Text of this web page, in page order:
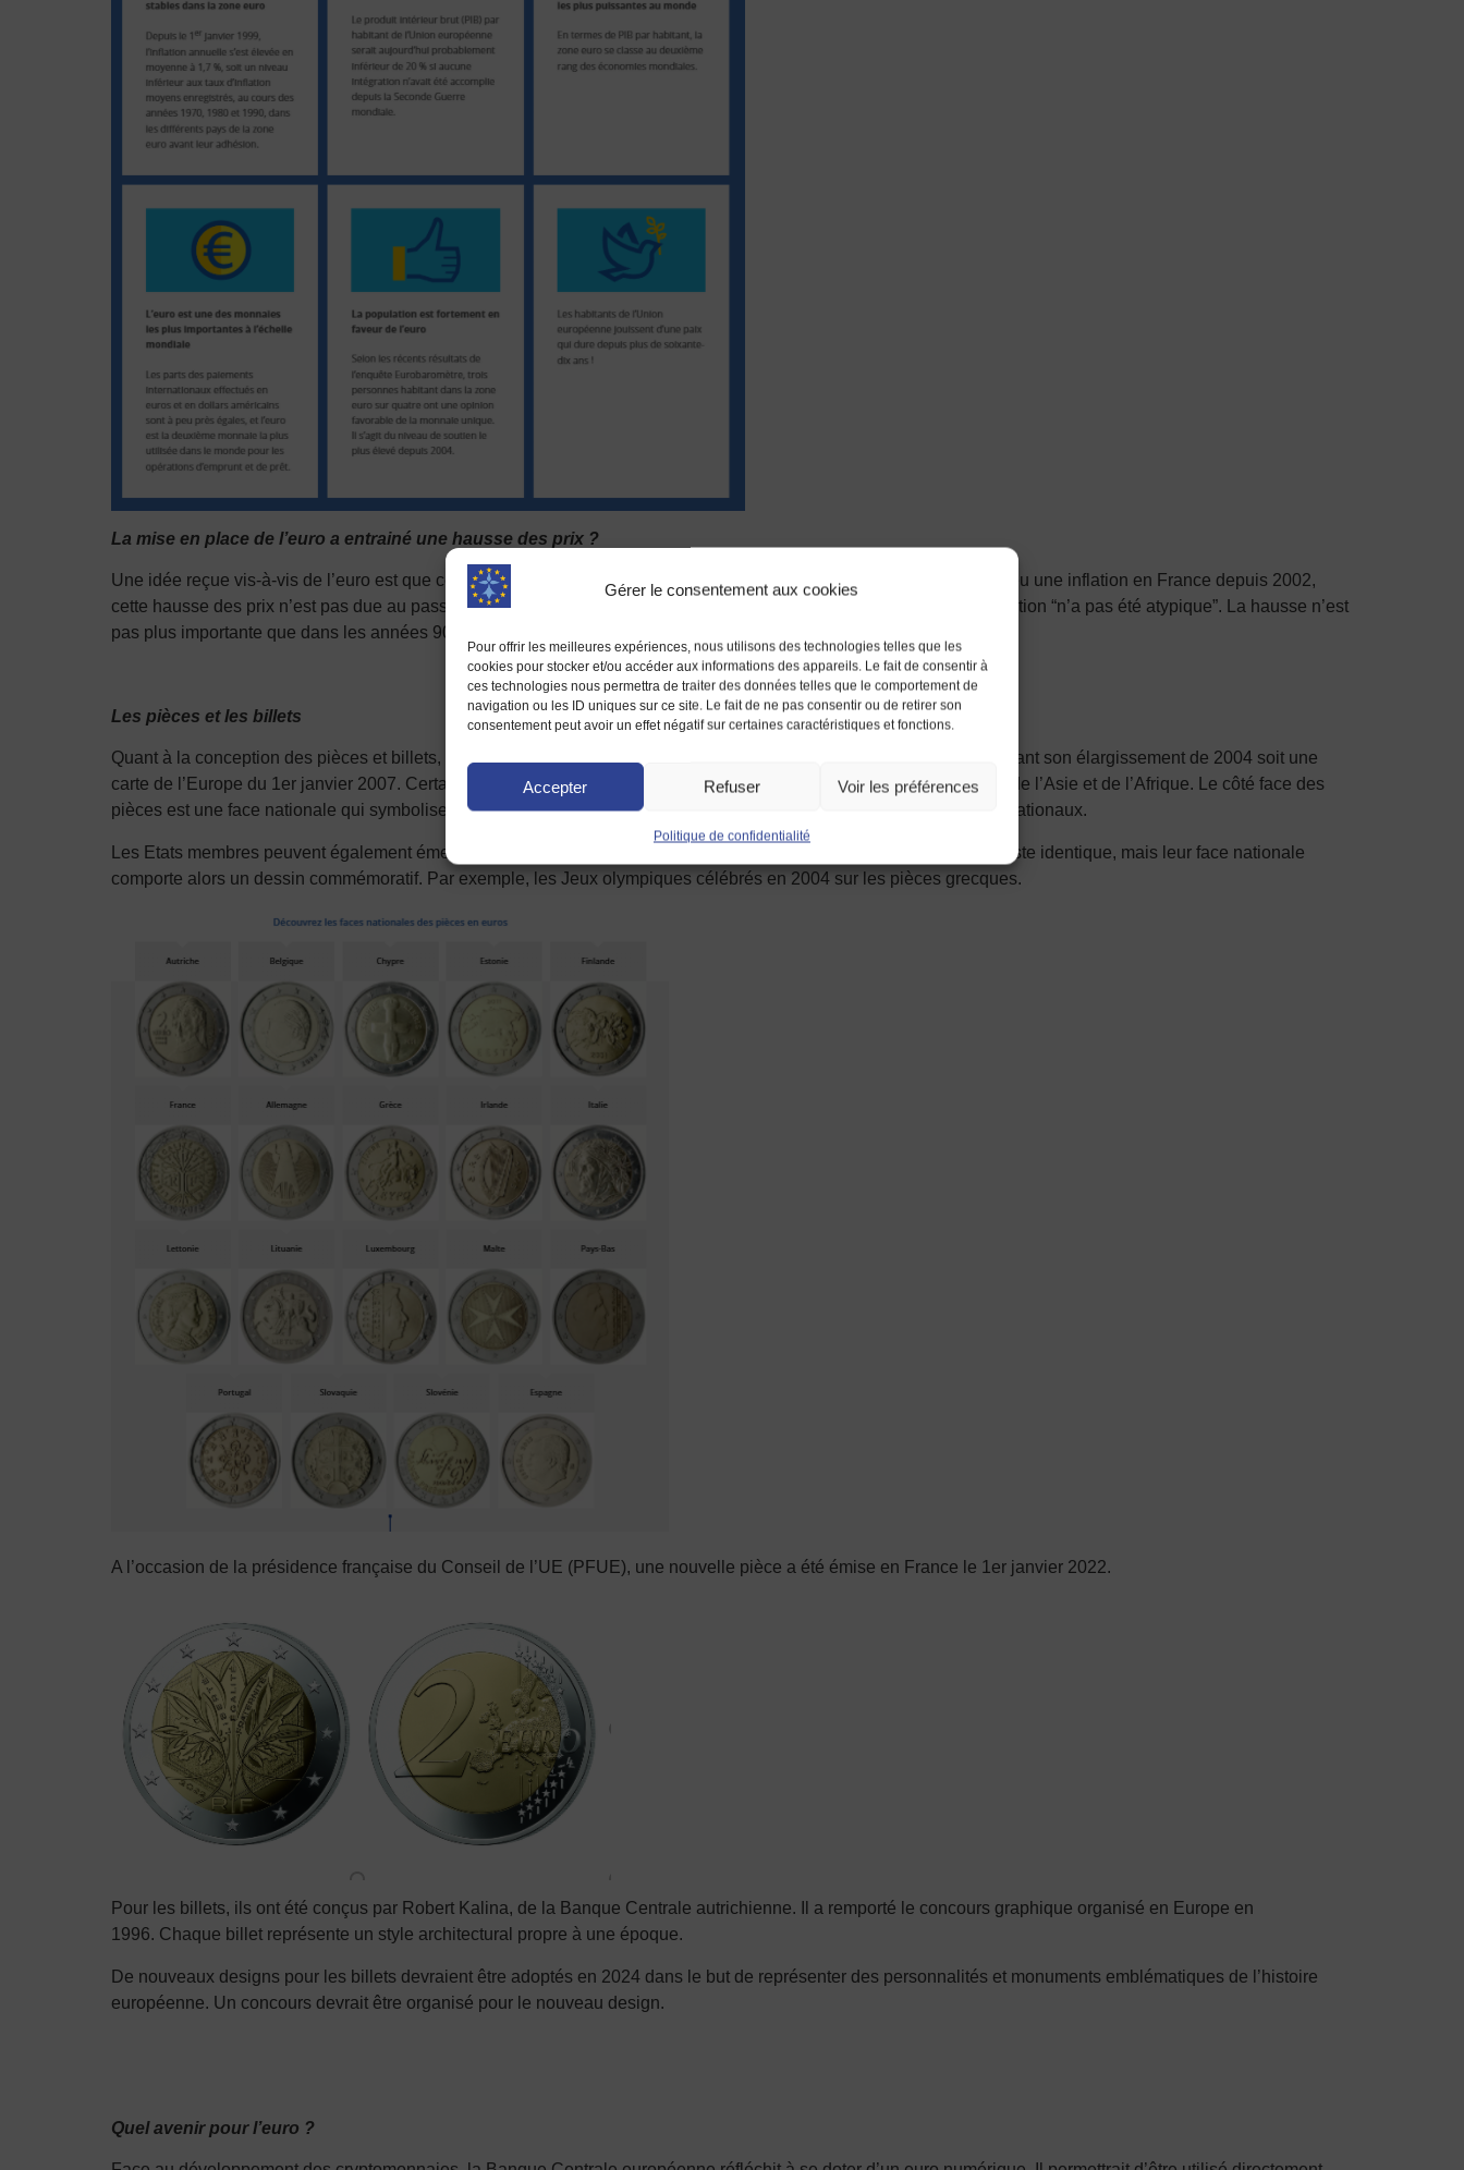
Gérer le consentement aux cookies
Pour offrir les meilleures expériences, nous utilisons des technologies telles que les
cookies pour stocker et/ou accéder aux informations des appareils. Le fait de consentir à
ces technologies nous permettra de traiter des données telles que le comportement de
navigation ou les ID uniques sur ce site. Le fait de ne pas consentir ou de retirer son
consentement peut avoir un effet négatif sur certaines caractéristiques et fonctions.
Accepter Refuser Voir les préférences
Politique de confidentialité
La mise en place de l’euro a entrainé une hausse des prix ?
Une idée reçue vis-à-vis de l’euro est que cette monnaie a engendré une hausse des prix. Bien qu’il y est réellement eu une inflation en France depuis 2002,
cette hausse des prix n’est pas due au passage à l’euro. Selon
menée entre 2002 et 2016 l’inflation “n’a pas été atypique”. La hausse n’est
pas plus importante que dans les années 90.
Les pièces et les billets
Quant à la conception des pièces et billets, ces premières sont composées d’une face commune montrant soit l’UE avant son élargissement de 2004 soit une
carte de l’Europe du 1er janvier 2007. Certains continents représentent la position de l’Europe sur une carte vis-à-vis de l’Asie et de l’Afrique. Le côté face des
pièces est une face nationale qui symbolise le pays d’émission de la monnaie avec des personnalités ou emblèmes nationaux.
Les Etats membres peuvent également émettre deux pièces commémoratives de 2 euros par an. La face commune reste identique, mais leur face nationale
comporte alors un dessin commémoratif. Par exemple, les Jeux olympiques célébrés en 2004 sur les pièces grecques.
A l’occasion de la présidence française du Conseil de l’UE (PFUE), une nouvelle pièce a été émise en France le 1 er janvier 2022.
Pour les billets, ils ont été conçus par Robert Kalina, de la Banque Centrale autrichienne. Il a remporté le concours graphique organisé en Europe en
1996. Chaque billet représente un style architectural propre à une époque.
De nouveaux designs pour les billets devraient être adoptés en 2024 dans le but de représenter des personnalités et monuments emblématiques de l’histoire
européenne. Un concours devrait être organisé pour le nouveau design.
Quel avenir pour l’euro ?